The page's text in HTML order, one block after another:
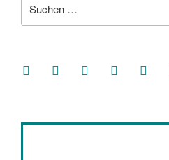
nach:
facebooksoundcloud
twitter mastodon